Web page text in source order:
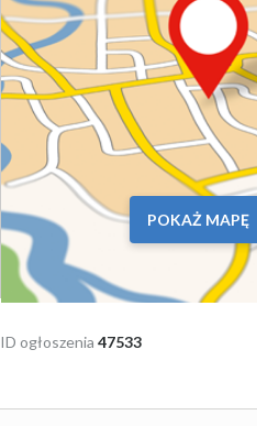
POKAŻ MAPĘ
ID ogłoszenia 47533